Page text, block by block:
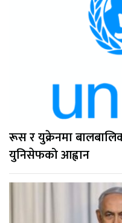
रूस र युक्रेनमा
युनिसेफको आह्वान